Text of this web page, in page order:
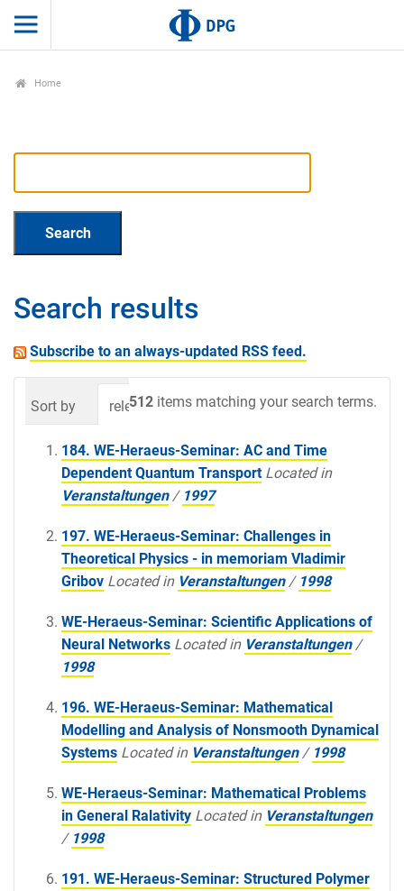
Home
Search results
Subscribe to an always-updated RSS feed.
512 items matching your search terms.
Sort by relevance date (newest first)
184. WE-Heraeus-Seminar: AC and Time
Dependent Quantum Transport Located in
Veranstaltungen / 1997
197. WE-Heraeus-Seminar: Challenges in
Theoretical Physics - in memoriam Vladimir
Gribov Located in Veranstaltungen / 1998
WE-Heraeus-Seminar: Scientific Applications of
Neural Networks Located in Veranstaltungen /
1998
196. WE-Heraeus-Seminar: Mathematical
Modelling and Analysis of Nonsmooth Dynamical
Systems Located in Veranstaltungen / 1998
WE-Heraeus-Seminar: Mathematical Problems
in General Ralativity Located in Veranstaltungen
/ 1998
191. WE-Heraeus-Seminar: Structured Polymer